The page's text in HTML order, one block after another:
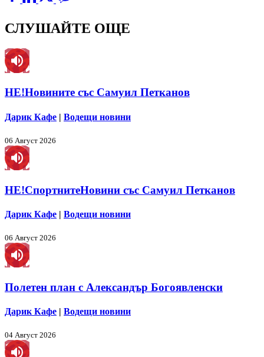
СЛУШАЙТЕ ОЩЕ
НЕ!Новините със Самуил Петканов
Дарик Кафе | Водещи новини
06 Август 2026
НЕ!СпортнитеНовини със Самуил Петканов
Дарик Кафе | Водещи новини
06 Август 2026
Полетен план с Александър Богоявленски
Дарик Кафе | Водещи новини
04 Август 2026